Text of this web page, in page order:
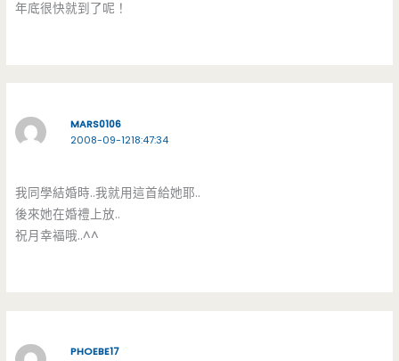
年底很快就到了呢！
MARS0106
2008-09-1218:47:34
我同學結婚時..我就用這首給她耶..
後來她在婚禮上放..
祝月幸褔哦..^^
PHOEBE17